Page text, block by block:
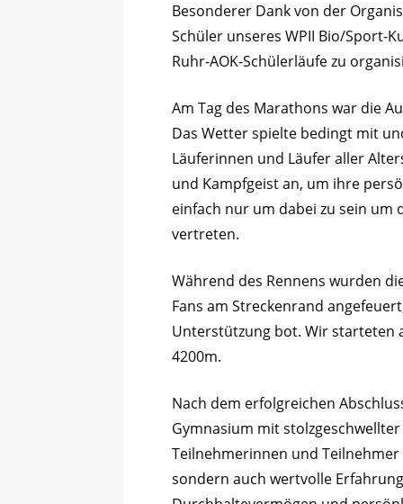
Besonderer Dank von der
Schüler unseres WPII Bio/Sport-
Ruhr-AOK-Schülerläufe zu
Am Tag des Marathons war die
Das Wetter spielte bedingt mit
Läuferinnen und Läufer aller
und Kampfgeist an, um ihre
einfach nur um dabei zu sein um
vertreten.
Während des Rennens wurden
Fans am Streckenrand
Unterstützung bot. Wir starteten
4200m.
Nach dem erfolgreichen
Gymnasium mit
Teilnehmerinnen und
sondern auch wertvolle